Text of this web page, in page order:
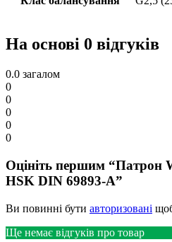
На основі 0 відгуків
0.0 загалом
0
0
0
0
0
Оцініть першим “Патрон
HSK DIN 69893-A”
Ви повинні бути авторизовані
Ще немає відгуків про товар